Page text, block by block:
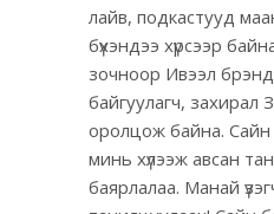
лайв, подкастууд
бүхэндээ хүрсээр
зочноор Ивээл
байгуулагч, захирал
оролцож байна. Сайн
минь хүлээж авсан
баярлалаа. Манай